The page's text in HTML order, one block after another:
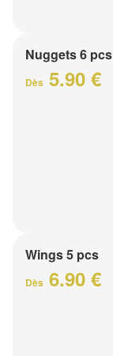
Nuggets 6 pcs
Dès 5.90 €
Wings 5 pcs
Dès 6.90 €